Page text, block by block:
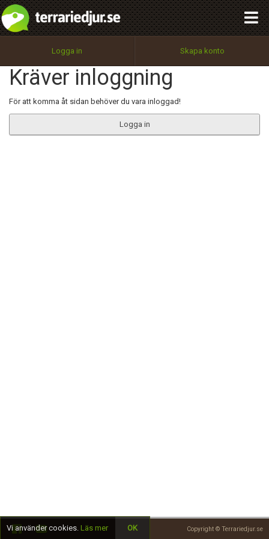
Logga in Skapa konto
Kräver inloggning
För att komma åt sidan behöver du vara inloggad!
Logga in
Copyright © Terrariedjur.se
Utför
100%
OK
integritetspolicy
Namn:
Epost:
Begär nytt lösenord
Tillbaka till förstasidan
Vi använder cookies. Läs mer OK